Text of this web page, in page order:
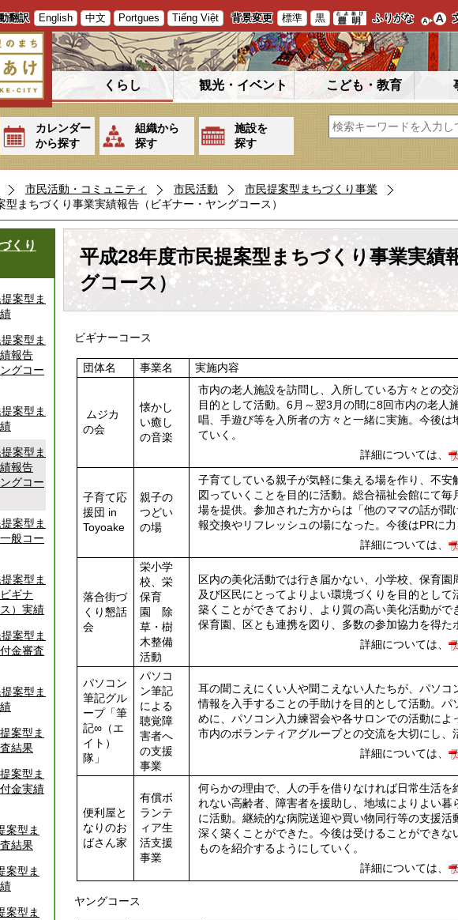
翻訳 English 中文 Portgues Tiếng Việt 背景変更 標準 黒 ふりがな
くらし 観光・イベント こども・教育
カレンダー
から探す
組織から
探す
施設を
探す
市民活動・コミュニティ 市民活動
市民提案型まちづくり事業
型まちづくり事業実績報告（ビギナー・ヤングコース）
くり
案型ま
案型ま
報告
グコー
案型ま
案型ま
報告
グコー
案型ま
般コー
案型ま
ギナ
）実績
案型ま
金審査
案型ま
案型ま
結果
案型ま
金実績
案型ま
結果
案型ま
案型ま
平成28年度市民提案型まちづくり事業実績
グコース）
ビギナーコース
団体名 事業名 実施内容
ムジカ
の会
懐かし
い癒し
の音楽
市内の老人施設を訪問し、入所している方々との
目的として活動。6月～翌3月の間に8回市内の老人
唱、手遊び等を入所者の方々と一緒に実施。今後
ていく。
詳細については、
子育て応
援団 in
Toyoake
親子の
つどい
の場
子育てしている親子が気軽に集える場を作り、不
図っていくことを目的に活動。総合福祉会館にて
場を提供。参加された方からは「他のママの話が
報交換やリフレッシュの場になった。今後はPRに
詳細については、
落合街づ
くり懇話
会
栄小学
校、栄
保育
園 除
草・樹
木整備
活動
区内の美化活動では行き届かない、小学校、保育
及び区民にとってよりよい環境づくりを目的とし
築くことができており、より質の高い美化活動が
保育園、区とも連携を図り、多数の参加協力を得た
詳細については、
パソコン
筆記グル
ープ「筆
記∞（エ
イト）
隊」
パソコ
ン筆記
による
聴覚障
害者へ
の支援
事業
耳の聞こえにくい人や聞こえない人たちが、パソ
情報を入手することの手助けを目的として活動。
めに、パソコン入力練習会や各サロンでの活動に
市内のボランティアグループとの交流を大切にし、
詳細については、
便利屋と
なりのお
ばさん家
有償ボ
ランテ
ィア生
活支援
事業
何らかの理由で、人の手を借りなければ日常生活を
れない高齢者、障害者を援助し、地域によりよい
に活動。継続的な病院送迎や買い物同行等の支援活
深く築くことができた。今後は受けることができ
ものを紹介するようにしていく。
詳細については、
ヤングコース